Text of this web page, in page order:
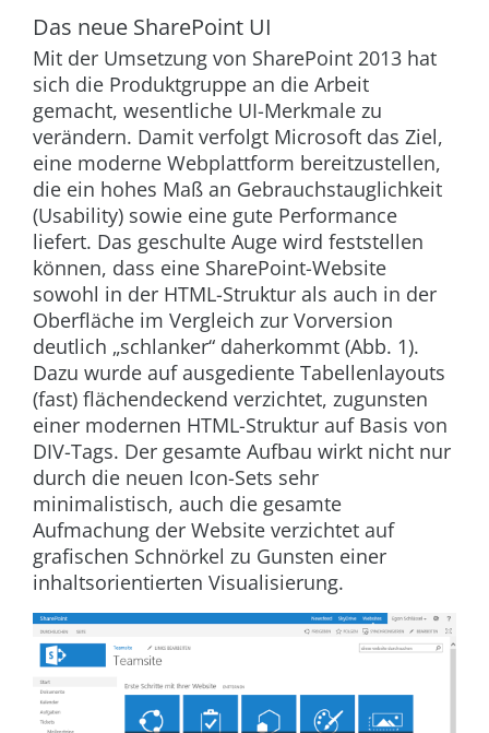
Das neue SharePoint UI
Mit der Umsetzung von SharePoint 2013 hat
sich die Produktgruppe an die Arbeit
gemacht, wesentliche UI-Merkmale zu
verändern. Damit verfolgt Microsoft das Ziel,
eine moderne Webplattform bereitzustellen,
die ein hohes Maß an Gebrauchstauglichkeit
(Usability) sowie eine gute Performance
liefert. Das geschulte Auge wird feststellen
können, dass eine SharePoint-Website
sowohl in der HTML-Struktur als auch in der
Oberfläche im Vergleich zur Vorversion
deutlich „schlanker“ daherkommt (Abb. 1).
Dazu wurde auf ausgediente Tabellenlayouts
(fast) flächendeckend verzichtet, zugunsten
einer modernen HTML-Struktur auf Basis von
DIV-Tags. Der gesamte Aufbau wirkt nicht nur
durch die neuen Icon-Sets sehr
minimalistisch, auch die gesamte
Aufmachung der Website verzichtet auf
grafischen Schnörkel zu Gunsten einer
inhaltsorientierten Visualisierung.